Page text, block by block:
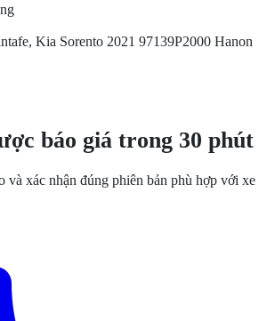
Kia Sorento 2021 97139P2000 Hanon
báo giá trong 30 phút
và xác nhận đúng phiên bản phù hợp với xe